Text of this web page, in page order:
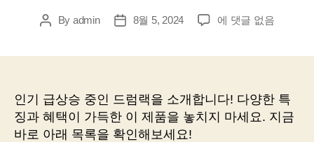
PostBy admin
Post8월 5, 2024
드
쇼
핑
의
에 댓글 없음
인기 급상승 중인 드럼랙을 소개합니다! 다양한 특
징과 혜택이 가득한 이 제품을 놓치지 마세요. 지금
바로 아래 목록을 확인해보세요!